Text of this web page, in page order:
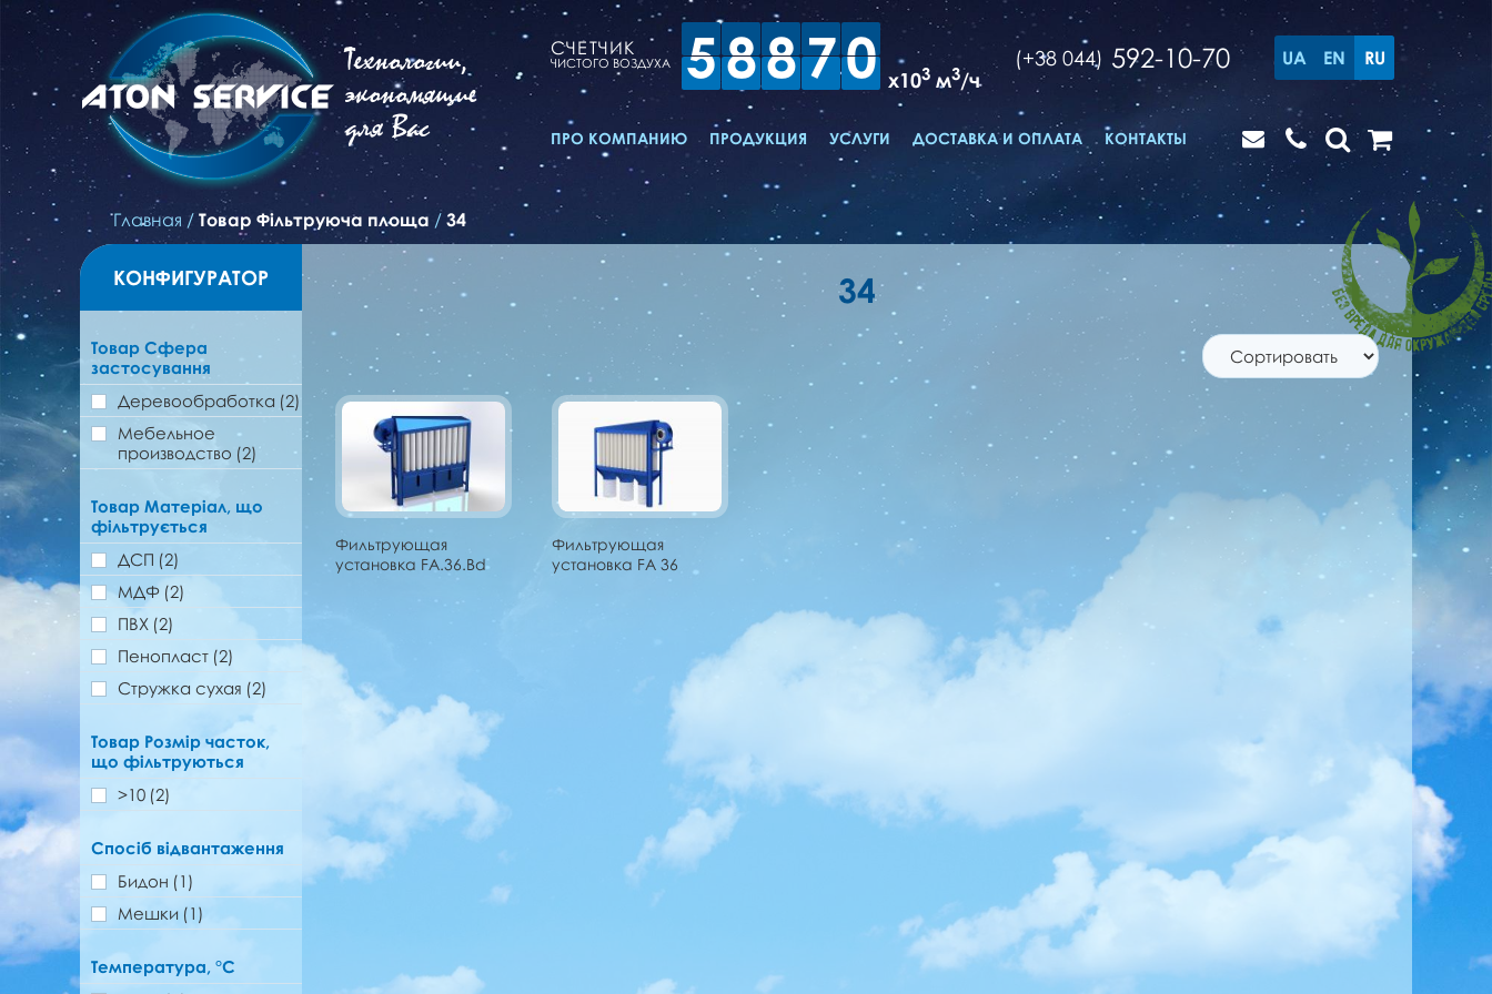
Технологии,
экономящие
для Вас
СЧЕТЧИК
ЧИСТОГО ВОЗДУХА 58870 x103 м3/ч
(+38 044) 592-10-70 UA EN RU
ПРО КОМПАНИЮ ПРОДУКЦИЯ УСЛУГИ ДОСТАВКА И ОПЛАТА КОНТАКТЫ
Главная / Товар Фільтруюча площа / 34
КОНФИГУРАТОР
Товар Сфера
застосування
Деревообработка (2)
Мебельное
производство (2)
Товар Матеріал, що
фільтрується
ДСП (2)
МДФ (2)
ПВХ (2)
Пенопласт (2)
Стружка сухая (2)
Товар Розмір часток,
що фільтруються
>10 (2)
Спосіб відвантаження
Бидон (1)
Мешки (1)
Температура, °C
34
Фильтрующая
установка FA.36.Bd
Фильтрующая
установка FA 36